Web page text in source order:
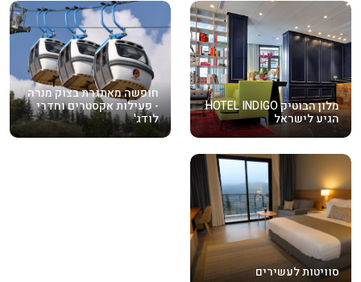
מלון הבוטיק HOTEL INDIGO
הגיע לישראל
חופשה מאתגרת בצוק מנרה
- פעילות אקסטרים וחדרי
לודג'
סוויטות לעשירים